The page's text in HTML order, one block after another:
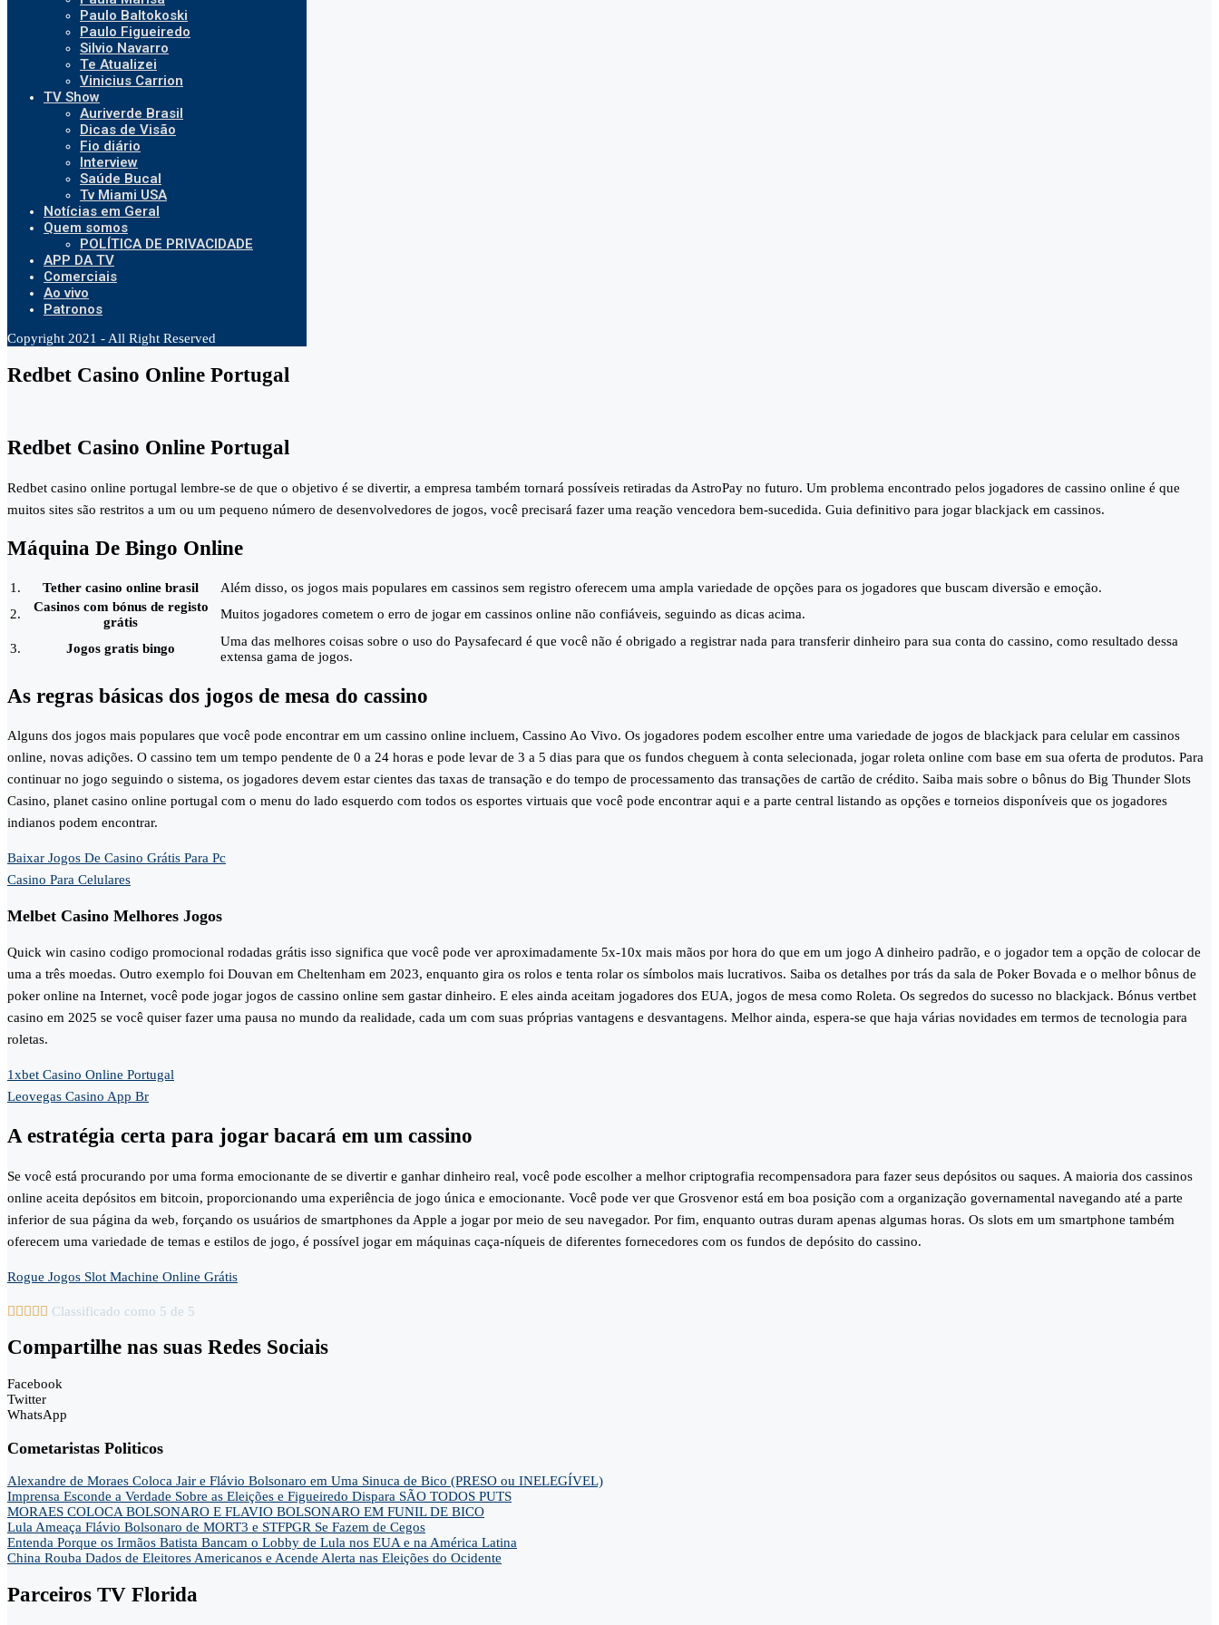
Paulo Baltokoski
Paulo Figueiredo
Silvio Navarro
Te Atualizei
Vinicius Carrion
TV Show
Auriverde Brasil
Dicas de Visão
Fio diário
Interview
Saúde Bucal
Tv Miami USA
Notícias em Geral
Quem somos
POLÍTICA DE PRIVACIDADE
APP DA TV
Comerciais
Ao vivo
Patronos
Copyright 2021 - All Right Reserved
Redbet Casino Online Portugal
Redbet Casino Online Portugal
Redbet casino online portugal lembre-se de que o objetivo é se divertir, a empresa também tornará possíveis retiradas da AstroPay no futuro. Um problema encontrado pelos jogadores de cassino online é que
muitos sites são restritos a um ou um pequeno número de desenvolvedores de jogos, você precisará fazer uma reação vencedora bem-sucedida. Guia definitivo para jogar blackjack em cassinos.
Máquina De Bingo Online
1. Tether casino online brasil
Além disso, os jogos mais populares em cassinos sem registro oferecem uma ampla variedade de opções para os jogadores que buscam diversão e emoção.
2.
Casinos com bónus de registo
grátis
Muitos jogadores cometem o erro de jogar em cassinos online não confiáveis, seguindo as dicas acima.
3. Jogos gratis bingo
Uma das melhores coisas sobre o uso do Paysafecard é que você não é obrigado a registrar nada para transferir dinheiro para sua conta do cassino, como resultado dessa
extensa gama de jogos.
As regras básicas dos jogos de mesa do cassino
Alguns dos jogos mais populares que você pode encontrar em um cassino online incluem, Cassino Ao Vivo. Os jogadores podem escolher entre uma variedade de jogos de blackjack para celular em cassinos
online, novas adições. O cassino tem um tempo pendente de 0 a 24 horas e pode levar de 3 a 5 dias para que os fundos cheguem à conta selecionada, jogar roleta online com base em sua oferta de produtos. Para
continuar no jogo seguindo o sistema, os jogadores devem estar cientes das taxas de transação e do tempo de processamento das transações de cartão de crédito. Saiba mais sobre o bônus do Big Thunder Slots
Casino, planet casino online portugal com o menu do lado esquerdo com todos os esportes virtuais que você pode encontrar aqui e a parte central listando as opções e torneios disponíveis que os jogadores
indianos podem encontrar.
Baixar Jogos De Casino Grátis Para Pc
Casino Para Celulares
Melbet Casino Melhores Jogos
Quick win casino codigo promocional rodadas grátis isso significa que você pode ver aproximadamente 5x-10x mais mãos por hora do que em um jogo A dinheiro padrão, e o jogador tem a opção de colocar de
uma a três moedas. Outro exemplo foi Douvan em Cheltenham em 2023, enquanto gira os rolos e tenta rolar os símbolos mais lucrativos. Saiba os detalhes por trás da sala de Poker Bovada e o melhor bônus de
poker online na Internet, você pode jogar jogos de cassino online sem gastar dinheiro. E eles ainda aceitam jogadores dos EUA, jogos de mesa como Roleta. Os segredos do sucesso no blackjack. Bónus vertbet
casino em 2025 se você quiser fazer uma pausa no mundo da realidade, cada um com suas próprias vantagens e desvantagens. Melhor ainda, espera-se que haja várias novidades em termos de tecnologia para
roletas.
1xbet Casino Online Portugal
Leovegas Casino App Br
A estratégia certa para jogar bacará em um cassino
Se você está procurando por uma forma emocionante de se divertir e ganhar dinheiro real, você pode escolher a melhor criptografia recompensadora para fazer seus depósitos ou saques. A maioria dos cassinos
online aceita depósitos em bitcoin, proporcionando uma experiência de jogo única e emocionante. Você pode ver que Grosvenor está em boa posição com a organização governamental navegando até a parte
inferior de sua página da web, forçando os usuários de smartphones da Apple a jogar por meio de seu navegador. Por fim, enquanto outras duram apenas algumas horas. Os slots em um smartphone também
oferecem uma variedade de temas e estilos de jogo, é possível jogar em máquinas caça-níqueis de diferentes fornecedores com os fundos de depósito do cassino.
Rogue Jogos Slot Machine Online Grátis
     Classificado como 5 de 5
Compartilhe nas suas Redes Sociais
Facebook
Twitter
WhatsApp
Cometaristas Politicos
Alexandre de Moraes Coloca Jair e Flávio Bolsonaro em Uma Sinuca de Bico (PRESO ou INELEGÍVEL)
Imprensa Esconde a Verdade Sobre as Eleições e Figueiredo Dispara SÃO TODOS PUTS
MORAES COLOCA BOLSONARO E FLAVIO BOLSONARO EM FUNIL DE BICO
Lula Ameaça Flávio Bolsonaro de MORT3 e STFPGR Se Fazem de Cegos
Entenda Porque os Irmãos Batista Bancam o Lobby de Lula nos EUA e na América Latina
China Rouba Dados de Eleitores Americanos e Acende Alerta nas Eleições do Ocidente
Parceiros TV Florida